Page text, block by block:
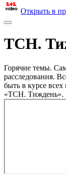
Открыть в
ТСН.
Горячие темы.
расследования.
быть в курсе
«ТСН. Тиждень».